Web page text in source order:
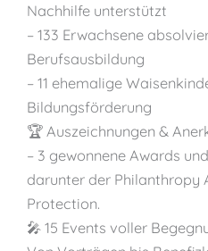
Nachhilfe unterstützt
– 133 Erwachsene
Berufsausbildung
– 11 ehemalige
Bildungsförderung
🏆 Auszeichnungen &
– 3 gewonnene Awards
darunter der Philanthropy
Protection.
🎤 15 Events voller